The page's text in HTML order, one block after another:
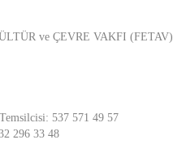
ve ÇEVRE VAKFI (FETAV)
537 571 49 57
296 33 48